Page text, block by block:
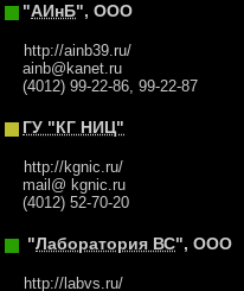
"АИнБ", ООО
http://ainb39.ru/
ainb@kanet.ru
(4012) 99-22-86, 99-22-87
ГУ "КГ НИЦ"
http://kgnic.ru/
mail@ kgnic.ru
(4012) 52-70-20
"Лаборатория ВС", ООО
http://labvs.ru/